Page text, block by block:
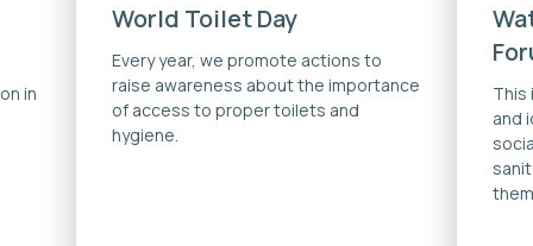
in
World Toilet Day
Every year, we promote actions to
raise awareness about the importance
of access to proper toilets and
hygiene.
This
and